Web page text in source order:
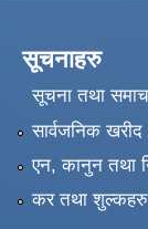
सूचनाहरु
सूचना तथा
सार्वजनिक
एन, कानुन तथा
कर तथा शुल्कहरु